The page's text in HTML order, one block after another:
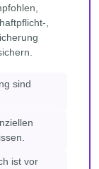
,
sind
ist vor